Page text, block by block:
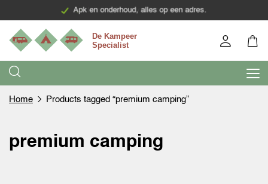
In en opbouw van accessoires
Apk en onderhoud, alles op een adres.
Home Products tagged “premium camping”
premium camping